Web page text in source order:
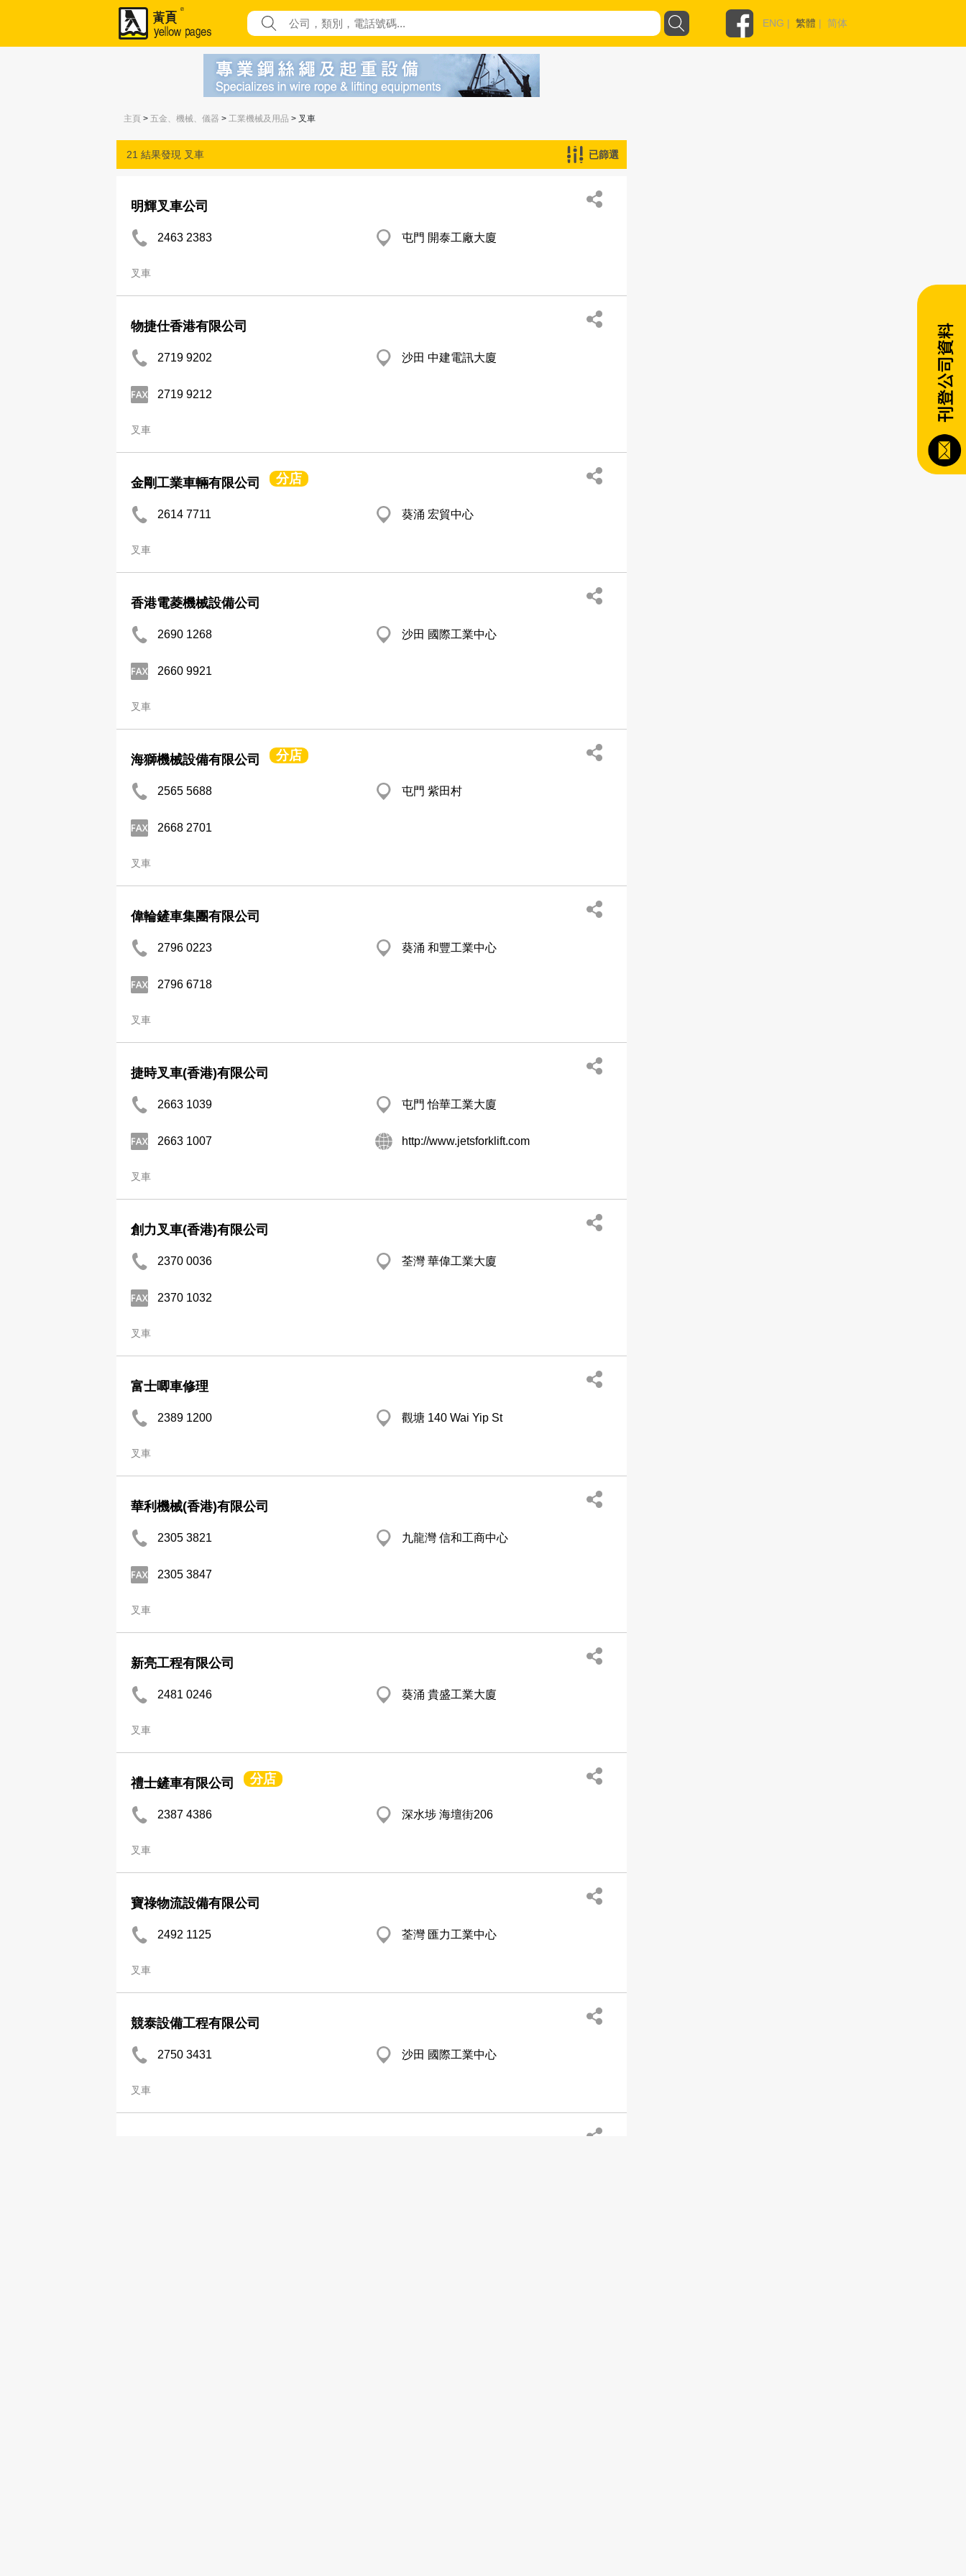
ENG | 繁體 | 简体
主頁 > 五金、機械、儀器 > 工業機械及用品 > 叉車
21 結果發現 叉車 已篩選
明輝叉車公司
2463 2383 屯門 開泰工廠大廈
叉車
物捷仕香港有限公司
2719 9202 沙田 中建電訊大廈
2719 9212
叉車
金剛工業車輛有限公司 分店
2614 7711 葵涌 宏貿中心
叉車
香港電菱機械設備公司
2690 1268 沙田 國際工業中心
2660 9921
叉車
海獅機械設備有限公司 分店
2565 5688 屯門 紫田村
2668 2701
叉車
偉輪鏟車集團有限公司
2796 0223 葵涌 和豐工業中心
2796 6718
叉車
捷時叉車(香港)有限公司
2663 1039 屯門 怡華工業大廈
2663 1007 http://www.jetsforklift.com
叉車
創力叉車(香港)有限公司
2370 0036 荃灣 華偉工業大廈
2370 1032
叉車
富士唧車修理
2389 1200 觀塘 140 Wai Yip St
叉車
華利機械(香港)有限公司
2305 3821 九龍灣 信和工商中心
2305 3847
叉車
新亮工程有限公司
2481 0246 葵涌 貴盛工業大廈
叉車
禮士鏟車有限公司 分店
2387 4386 深水埗 海壇街206
叉車
寶祿物流設備有限公司
2492 1125 荃灣 匯力工業中心
叉車
競泰設備工程有限公司
2750 3431 沙田 國際工業中心
叉車